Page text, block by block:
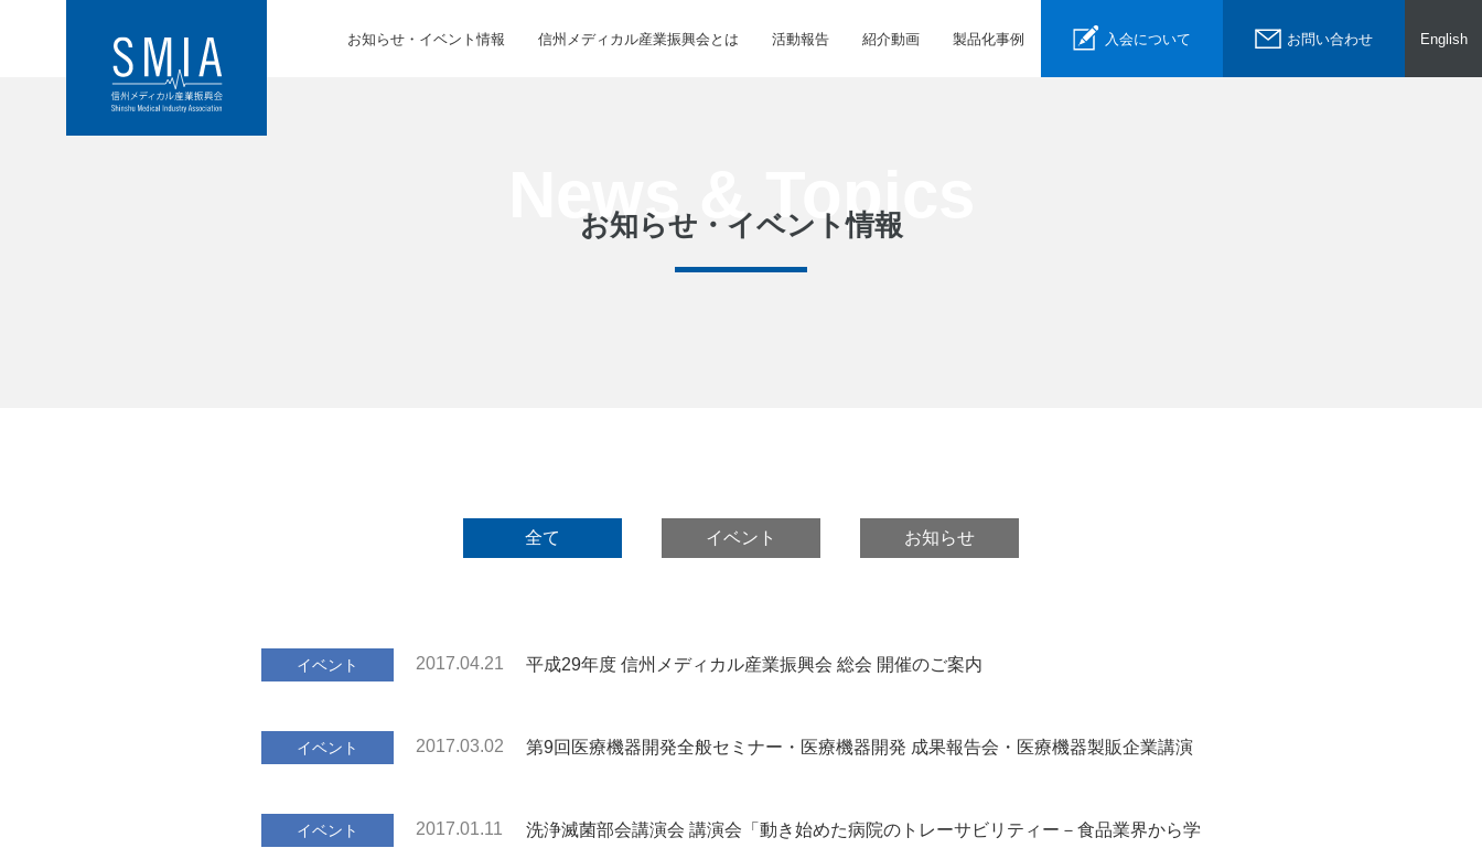
お知らせ・イベント情報 信州メディカル産業振興会とは 活動報告 紹介動画 製品化事例 入会について お問い合わせ English
お知らせ・イベント情報
全て イベント お知らせ
イベント 2017.04.21 平成29年度 信州メディカル産業振興会 総会 開催のご案内
イベント 2017.03.02
第9回医療機器開発全般セミナー・医療機器開発 成果報告会・医療機器製販企業講演
イベント 2017.01.11
洗浄滅菌部会講演会 講演会「動き始めた病院のトレーサビリティー－食品業界から学